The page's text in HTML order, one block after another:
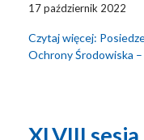
17 październik 2022
Czytaj więcej:
Ochrony Środowiska